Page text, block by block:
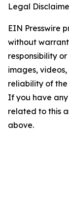
Legal
EIN Presswire
without
responsibility
images,
reliability of
If you have
related to this
above.